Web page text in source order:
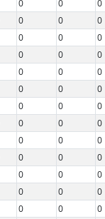
0 0
0
0 0
0
0 0
0
0 0
0
0 0
0
0 0
0
0 0
0
0 0
0
0 0
0
0 0
0
0 0
0
0 0
0
0 0
0